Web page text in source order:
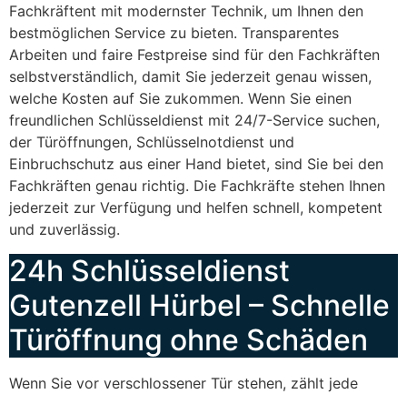
Fachkräftent mit modernster Technik, um Ihnen den
bestmöglichen Service zu bieten. Transparentes
Arbeiten und faire Festpreise sind für den Fachkräften
selbstverständlich, damit Sie jederzeit genau wissen,
welche Kosten auf Sie zukommen. Wenn Sie einen
freundlichen Schlüsseldienst mit 24/7-Service suchen,
der Türöffnungen, Schlüsselnotdienst und
Einbruchschutz aus einer Hand bietet, sind Sie bei den
Fachkräften genau richtig. Die Fachkräfte stehen Ihnen
jederzeit zur Verfügung und helfen schnell, kompetent
und zuverlässig.
24h Schlüsseldienst
Gutenzell Hürbel – Schnelle
Türöffnung ohne Schäden
Wenn Sie vor verschlossener Tür stehen, zählt jede